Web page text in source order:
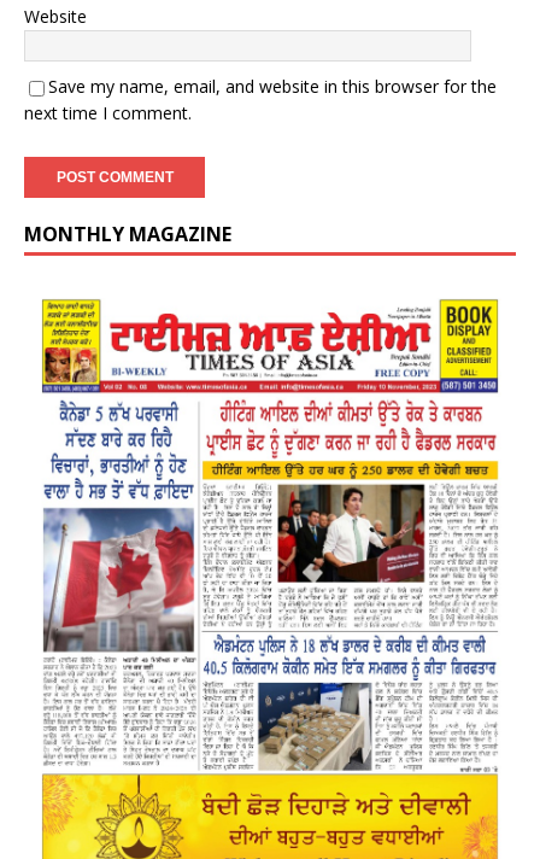
Website
Save my name, email, and website in this browser for the
next time I comment.
MONTHLY MAGAZINE